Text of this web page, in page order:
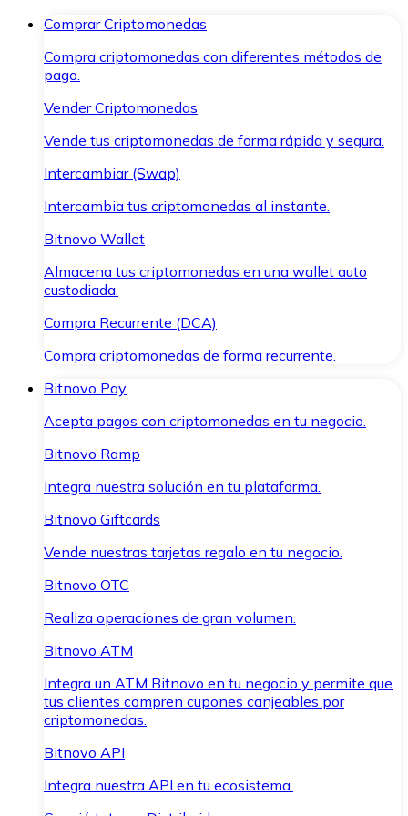
Comprar Criptomonedas
Compra criptomonedas con diferentes métodos de
pago.
Vender Criptomonedas
Vende tus criptomonedas de forma rápida y segura.
Intercambiar (Swap)
Intercambia tus criptomonedas al instante.
Bitnovo Wallet
Almacena tus criptomonedas en una wallet auto
custodiada.
Compra Recurrente (DCA)
Compra criptomonedas de forma recurrente.
Bitnovo Pay
Acepta pagos con criptomonedas en tu negocio.
Bitnovo Ramp
Integra nuestra solución en tu plataforma.
Bitnovo Giftcards
Vende nuestras tarjetas regalo en tu negocio.
Bitnovo OTC
Realiza operaciones de gran volumen.
Bitnovo ATM
Integra un ATM Bitnovo en tu negocio y permite que
tus clientes compren cupones canjeables por
criptomonedas.
Bitnovo API
Integra nuestra API en tu ecosistema.